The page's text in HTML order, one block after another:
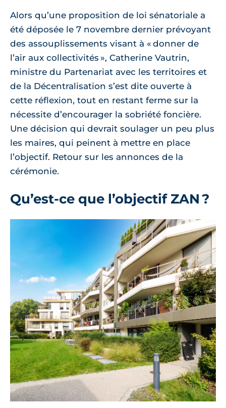
Alors qu’une proposition de loi sénatoriale a
été déposée le 7 novembre dernier prévoyant
des assouplissements visant à « donner de
l’air aux collectivités », Catherine Vautrin,
ministre du Partenariat avec les territoires et
de la Décentralisation s’est dite ouverte à
cette réflexion, tout en restant ferme sur la
nécessite d’encourager la sobriété foncière.
Une décision qui devrait soulager un peu plus
les maires, qui peinent à mettre en place
l’objectif. Retour sur les annonces de la
cérémonie.
Qu’est-ce que l’objectif ZAN ?